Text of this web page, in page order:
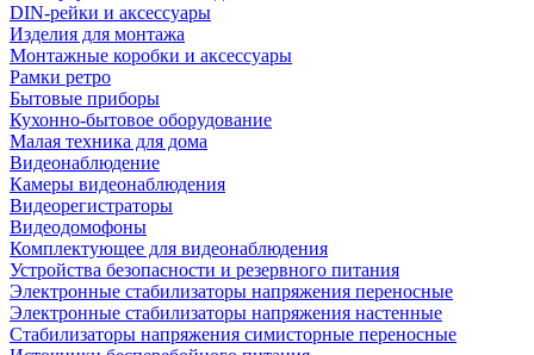
DIN-рейки и аксессуары
Изделия для монтажа
Монтажные коробки и аксессуары
Рамки ретро
Бытовые приборы
Кухонно-бытовое оборудование
Малая техника для дома
Видеонаблюдение
Камеры видеонаблюдения
Видеорегистраторы
Видеодомофоны
Комплектующее для видеонаблюдения
Устройства безопасности и резервного питания
Электронные стабилизаторы напряжения переносные
Электронные стабилизаторы напряжения настенные
Стабилизаторы напряжения симисторные переносные